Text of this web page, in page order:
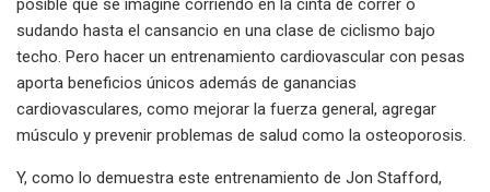
posible que se imagine corriendo en la cinta de correr o
sudando hasta el cansancio en una clase de ciclismo bajo
techo. Pero hacer un entrenamiento cardiovascular con pesas
aporta beneficios únicos además de ganancias
cardiovasculares, como mejorar la fuerza general, agregar
músculo y prevenir problemas de salud como la osteoporosis.
Y, como lo demuestra este entrenamiento de Jon Stafford,